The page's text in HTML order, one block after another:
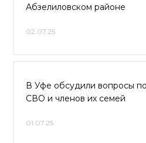
Абзелиловском районе
02.07.25
В Уфе обсудили вопросы
СВО и членов их семей
01.07.25